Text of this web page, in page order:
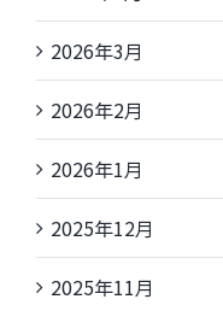
2026年3月
2026年2月
2026年1月
2025年12月
2025年11月